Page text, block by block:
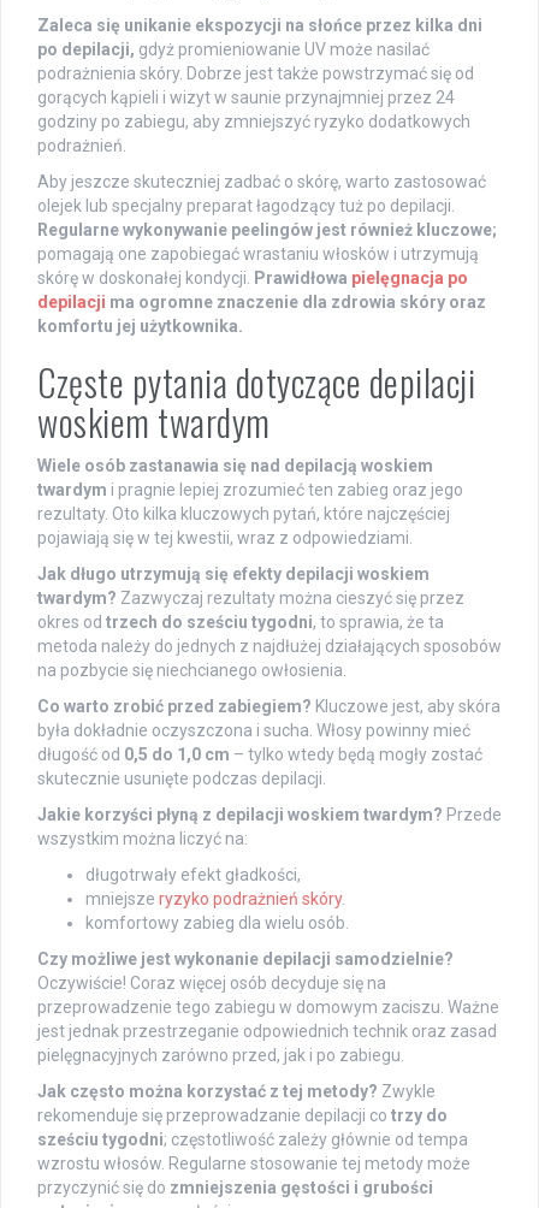
Zaleca się unikanie ekspozycji na słońce przez kilka dni
po depilacji, gdyż promieniowanie UV może nasilać
podrażnienia skóry. Dobrze jest także powstrzymać się od
gorących kąpieli i wizyt w saunie przynajmniej przez 24
godziny po zabiegu, aby zmniejszyć ryzyko dodatkowych
podrażnień.
Aby jeszcze skuteczniej zadbać o skórę, warto zastosować
olejek lub specjalny preparat łagodzący tuż po depilacji.
Regularne wykonywanie peelingów jest również kluczowe;
pomagają one zapobiegać wrastaniu włosków i utrzymują
skórę w doskonałej kondycji.
Prawidłowa pielęgnacja po
depilacji ma ogromne znaczenie dla zdrowia skóry oraz
komfortu jej użytkownika.
Częste pytania dotyczące depilacji
woskiem twardym
Wiele osób zastanawia się nad depilacją woskiem
twardym i pragnie lepiej zrozumieć ten zabieg oraz jego
rezultaty. Oto kilka kluczowych pytań, które najczęściej
pojawiają się w tej kwestii, wraz z odpowiedziami.
Jak długo utrzymują się efekty depilacji woskiem
twardym? Zazwyczaj rezultaty można cieszyć się przez
okres od trzech do sześciu tygodni, to sprawia, że ta
metoda należy do jednych z najdłużej działających sposobów
na pozbycie się niechcianego owłosienia.
Co warto zrobić przed zabiegiem? Kluczowe jest, aby skóra
była dokładnie oczyszczona i sucha. Włosy powinny mieć
długość od 0,5 do 1,0 cm – tylko wtedy będą mogły zostać
skutecznie usunięte podczas depilacji.
Jakie korzyści płyną z depilacji woskiem twardym? Przede
wszystkim można liczyć na:
długotrwały efekt gładkości,
mniejsze ryzyko podrażnień skóry.
komfortowy zabieg dla wielu osób.
Czy możliwe jest wykonanie depilacji samodzielnie?
Oczywiście! Coraz więcej osób decyduje się na
przeprowadzenie tego zabiegu w domowym zaciszu. Ważne
jest jednak przestrzeganie odpowiednich technik oraz zasad
pielęgnacyjnych zarówno przed, jak i po zabiegu.
Jak często można korzystać z tej metody? Zwykle
rekomenduje się przeprowadzanie depilacji co trzy do
sześciu tygodni; częstotliwość zależy głównie od tempa
wzrostu włosów. Regularne stosowanie tej metody może
przyczynić się do zmniejszenia gęstości i grubości